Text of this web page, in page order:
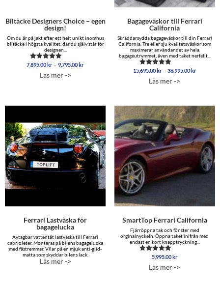
Biltäcke Designers Choice – egen
design!
Om du är på jakt efter ett helt unikt inomhus
biltäcke i högsta kvalitet, där du själv står för
designen...
Betygsatt
av 5
7,895.00kr – 9,795.00krPrisintervall:
Läs mer ->
Bagageväskor till Ferrari
California
Skräddarsydda bagageväskor till din Ferrari
California. Tre eller sju kvalitetsväskor som
maximerar användandet av hela
bagageutrymmet, även med taket nerfällt...
Betygsatt
av 5
15,695.00kr – 36,995.00kr
Läs mer ->
Ferrari Lastväska för
bagagelucka
Avtagbar vattentät lastväska till Ferrari
cabrioleter. Monteras på bilens bagagelucka
med fästremmar. Vilar på en mjuk anti-glid-
matta som skyddar bilens lack.
Läs mer ->
SmartTop Ferrari California
Fjärröppna tak och fönster med
orginalnyckeln. Öppna taket inifrån med
endast en kort knapptryckning...
Betygsatt
av 5
5,995.00kr
Läs mer ->